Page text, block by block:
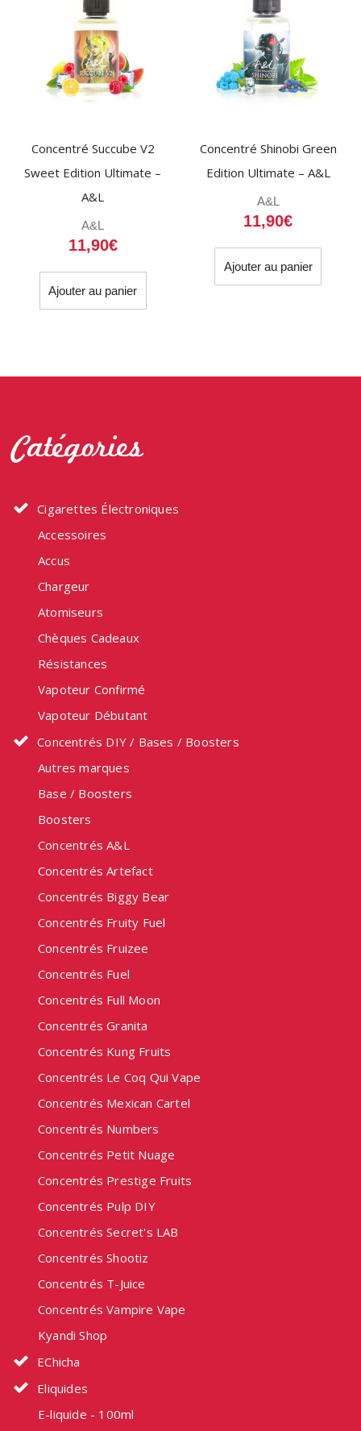
Concentré Succube V2
Sweet Edition Ultimate –
A&L
A&L
11,90€
Ajouter au panier
Concentré Shinobi Green
Edition Ultimate – A&L
A&L
11,90€
Ajouter au panier
Catégories
Cigarettes Électroniques
Accessoires
Accus
Chargeur
Atomiseurs
Chèques Cadeaux
Résistances
Vapoteur Confirmé
Vapoteur Débutant
Concentrés DIY / Bases / Boosters
Autres marques
Base / Boosters
Boosters
Concentrés A&L
Concentrés Artefact
Concentrés Biggy Bear
Concentrés Fruity Fuel
Concentrés Fruizee
Concentrés Fuel
Concentrés Full Moon
Concentrés Granita
Concentrés Kung Fruits
Concentrés Le Coq Qui Vape
Concentrés Mexican Cartel
Concentrés Numbers
Concentrés Petit Nuage
Concentrés Prestige Fruits
Concentrés Pulp DIY
Concentrés Secret's LAB
Concentrés Shootiz
Concentrés T-Juice
Concentrés Vampire Vape
Kyandi Shop
EChicha
Eliquides
E-liquide - 100ml